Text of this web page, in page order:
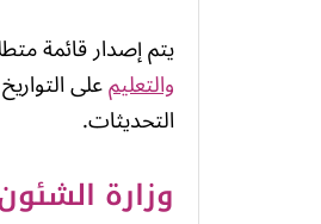
يتم إصدار قائمة متطلبات
والتعليمعلى
التحديثات.
وزارة